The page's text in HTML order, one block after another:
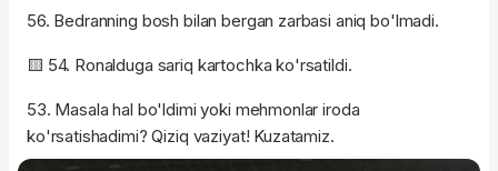
56. Bedranning bosh bilan bergan zarbasi aniq bo'lmadi.
🟨 54. Ronalduga sariq kartochka ko'rsatildi.
53. Masala hal bo'ldimi yoki mehmonlar iroda
ko'rsatishadimi? Qiziq vaziyat! Kuzatamiz.